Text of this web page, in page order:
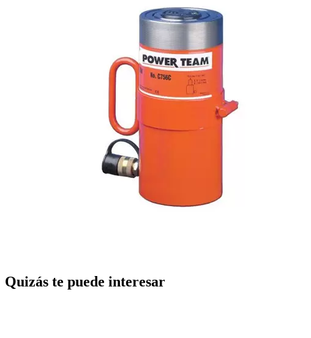
Quizás te puede interesar